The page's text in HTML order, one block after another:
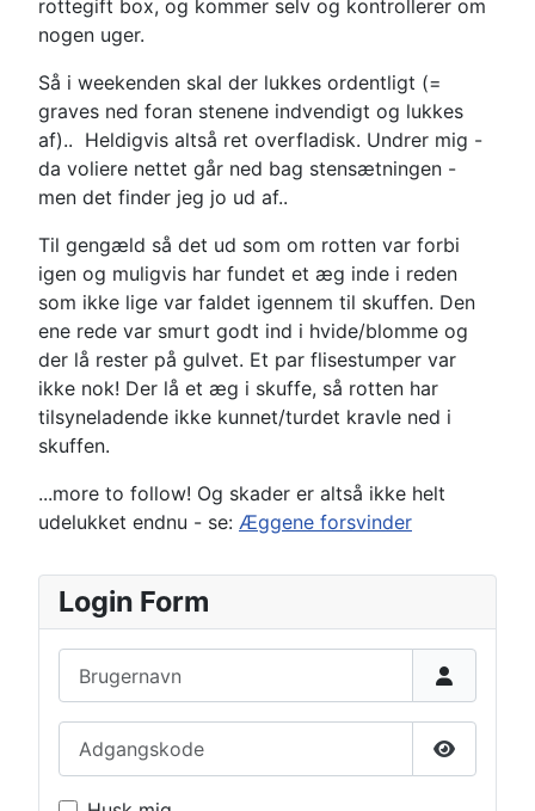
rottegift box, og kommer selv og kontrollerer om
nogen uger.
Så i weekenden skal der lukkes ordentligt (=
graves ned foran stenene indvendigt og lukkes
af).. Heldigvis altså ret overfladisk. Undrer mig -
da voliere nettet går ned bag stensætningen -
men det finder jeg jo ud af..
Til gengæld så det ud som om rotten var forbi
igen og muligvis har fundet et æg inde i reden
som ikke lige var faldet igennem til skuffen. Den
ene rede var smurt godt ind i hvide/blomme og
der lå rester på gulvet. Et par flisestumper var
ikke nok! Der lå et æg i skuffe, så rotten har
tilsyneladende ikke kunnet/turdet kravle ned i
skuffen.
...more to follow! Og skader er altså ikke helt
udelukket endnu - se: Æggene forsvinder
Login Form
Vis